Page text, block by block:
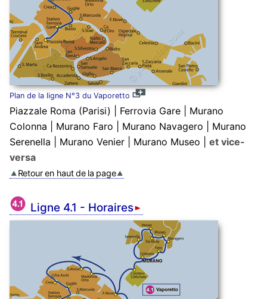
Plan de la ligne N°3 du Vaporetto
Piazzale Roma (Parisi) | Ferrovia Gare | Murano
Colonna | Murano Faro | Murano Navagero | Murano
Serenella | Murano Venier | Murano Museo | et vice-
versa
Retour en haut de la page
Ligne 4.1 - Horaires